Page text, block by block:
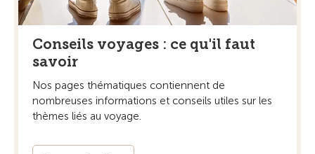
Conseils voyages : ce qu'il faut
savoir
Nos pages thématiques contiennent de
nombreuses informations et conseils utiles sur les
thèmes liés au voyage.